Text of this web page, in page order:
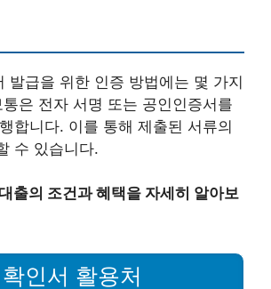
발급을 위한 인증 방법에는 몇 가지
은 전자 서명 또는 공인인증서를
합니다. 이를 통해 제출된 서류의
수 있습니다.
출의 조건과 혜택을 자세히 알아보
인서 활용처